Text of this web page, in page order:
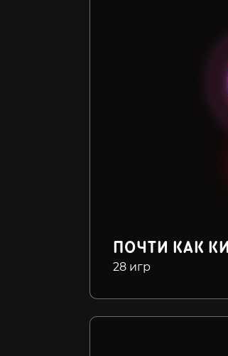
ПОЧТИ КАК
28 игр